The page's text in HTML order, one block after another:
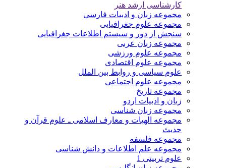
کارشناسی ارشد هنر
مجموعه زبان و ادبیات فارسی
مجموعه علوم جغرافیایی
سنجش از دور و سیستم اطلاعات جغرافیایی
مجموعه زبان عربی
مجموعه علوم ورزشی
مجموعه علوم اقتصادی
علوم سیاسی و روابط بین الملل
مجموعه علوم اجتماعی
مجموعه تاریخ
زبان و ادبیات اردو
مجموعه زبان شناسی
مجموعه الهیات و معارف اسلامی ـ علوم قرآن و
حدیث
مجموعه فلسفه
مجموعه علم اطلاعات و دانش شناسی
علوم تربیتی 1